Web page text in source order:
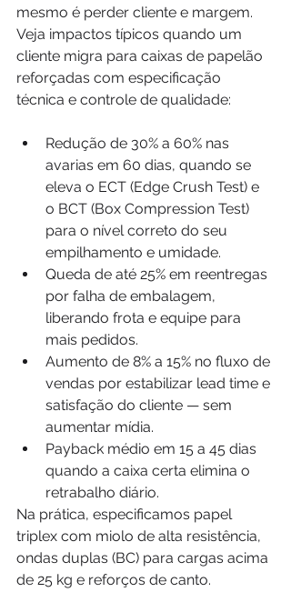
mesmo é perder cliente e margem.
Veja impactos típicos quando um
cliente migra para caixas de papelão
reforçadas com especificação
técnica e controle de qualidade:
Redução de 30% a 60% nas
avarias em 60 dias, quando se
eleva o ECT (Edge Crush Test) e
o BCT (Box Compression Test)
para o nível correto do seu
empilhamento e umidade.
Queda de até 25% em reentregas
por falha de embalagem,
liberando frota e equipe para
mais pedidos.
Aumento de 8% a 15% no fluxo de
vendas por estabilizar lead time e
satisfação do cliente — sem
aumentar mídia.
Payback médio em 15 a 45 dias
quando a caixa certa elimina o
retrabalho diário.
Na prática, especificamos papel
triplex com miolo de alta resistência,
ondas duplas (BC) para cargas acima
de 25 kg e reforços de canto.